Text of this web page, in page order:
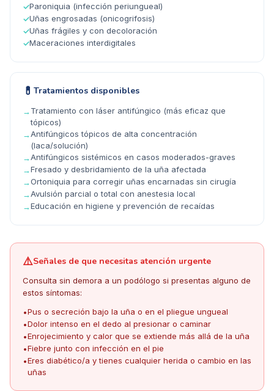
✓Paroniquia (infección periungueal)
✓Uñas engrosadas (onicogrifosis)
✓Uñas frágiles y con decoloración
✓Maceraciones interdigitales
💊 Tratamientos disponibles
→Tratamiento con láser antifúngico (más eficaz que
tópicos)
→Antifúngicos tópicos de alta concentración
(laca/solución)
→Antifúngicos sistémicos en casos moderados-graves
→Fresado y desbridamiento de la uña afectada
→Ortoniquia para corregir uñas encarnadas sin cirugía
→Avulsión parcial o total con anestesia local
→Educación en higiene y prevención de recaídas
⚠️Señales de que necesitas atención urgente
Consulta sin demora a un podólogo si presentas alguno de
estos síntomas:
•Pus o secreción bajo la uña o en el pliegue ungueal
•Dolor intenso en el dedo al presionar o caminar
•Enrojecimiento y calor que se extiende más allá de la uña
•Fiebre junto con infección en el pie
•Eres diabético/a y tienes cualquier herida o cambio en las
uñas